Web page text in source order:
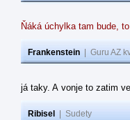
Ňáká úchylka tam bude,
Frankenstein Guru AZ
já taky. A vonje to zatim
Ribisel Sudety